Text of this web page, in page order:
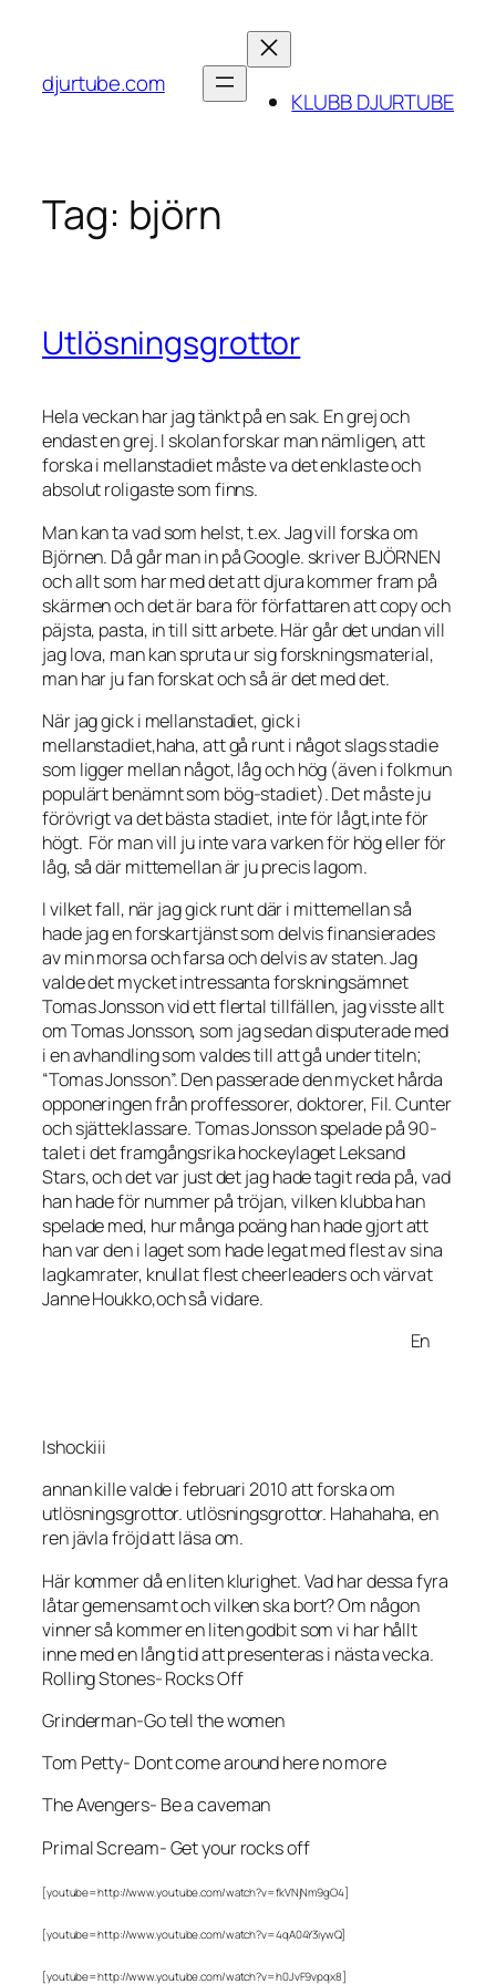
content
djurtube.com
KLUBB DJURTUBE
Tag: björn
Utlösningsgrottor
Hela veckan har jag tänkt på en sak. En grej och
endast en grej. I skolan forskar man nämligen, att
forska i mellanstadiet måste va det enklaste och
absolut roligaste som finns.
Man kan ta vad som helst, t.ex. Jag vill forska om
Björnen. Då går man in på Google. skriver BJÖRNEN
och allt som har med det att djura kommer fram på
skärmen och det är bara för författaren att copy och
päjsta, pasta, in till sitt arbete. Här går det undan vill
jag lova, man kan spruta ur sig forskningsmaterial,
man har ju fan forskat och så är det med det.
När jag gick i mellanstadiet, gick i
mellanstadiet,haha, att gå runt i något slags stadie
som ligger mellan något, låg och hög (även i folkmun
populärt benämnt som bög-stadiet). Det måste ju
förövrigt va det bästa stadiet, inte för lågt,inte för
högt. För man vill ju inte vara varken för hög eller för
låg, så där mittemellan är ju precis lagom.
I vilket fall, när jag gick runt där i mittemellan så
hade jag en forskartjänst som delvis finansierades
av min morsa och farsa och delvis av staten. Jag
valde det mycket intressanta forskningsämnet
Tomas Jonsson vid ett flertal tillfällen, jag visste allt
om Tomas Jonsson, som jag sedan disputerade med
i en avhandling som valdes till att gå under titeln;
“Tomas Jonsson”. Den passerade den mycket hårda
opponeringen från proffessorer, doktorer, Fil. Cunter
och sjätteklassare. Tomas Jonsson spelade på 90-
talet i det framgångsrika hockeylaget Leksand
Stars, och det var just det jag hade tagit reda på, vad
han hade för nummer på tröjan, vilken klubba han
spelade med, hur många poäng han hade gjort att
han var den i laget som hade legat med flest av sina
lagkamrater, knullat flest cheerleaders och värvat
Janne Houkko,och så vidare.
Ishockiii
En
annan kille valde i februari 2010 att forska om
utlösningsgrottor. utlösningsgrottor. Hahahaha, en
ren jävla fröjd att läsa om.
Här kommer då en liten klurighet. Vad har dessa fyra
låtar gemensamt och vilken ska bort? Om någon
vinner så kommer en liten godbit som vi har hållt
inne med en lång tid att presenteras i nästa vecka.
Rolling Stones- Rocks Off
Grinderman-Go tell the women
Tom Petty- Dont come around here no more
The Avengers- Be a caveman
Primal Scream- Get your rocks off
[youtube=http://www.youtube.com/watch?v=fkVNjNm9gO4]
[youtube=http://www.youtube.com/watch?v=4qA04Y3iywQ]
[youtube=http://www.youtube.com/watch?v=h0JvF9vpqx8]